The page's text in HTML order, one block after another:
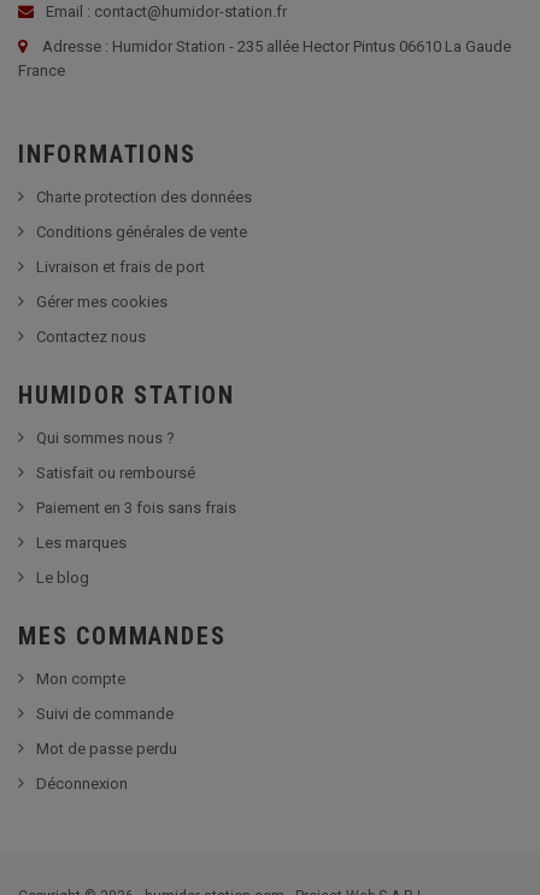
Email : contact@humidor-station.fr
Adresse : Humidor Station - 235 allée Hector Pintus 06610 La Gaude
France
INFORMATIONS
Charte protection des données
Conditions générales de vente
Livraison et frais de port
Gérer mes cookies
Contactez nous
HUMIDOR STATION
Qui sommes nous ?
Satisfait ou remboursé
Paiement en 3 fois sans frais
Les marques
Le blog
MES COMMANDES
Mon compte
Suivi de commande
Mot de passe perdu
Déconnexion